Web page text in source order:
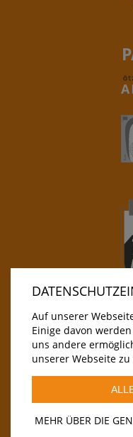
© Alle Inhalte
Auf unserer
Einige davon
uns andere
unserer Webseite
MEHR ÜBER DIE